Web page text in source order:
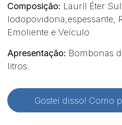
Composição: Lauríl Éter
Iodopovidona,espessante,
Emoliente e Veículo
Apresentação: Bombonas
litros.
Gostei disso! Como